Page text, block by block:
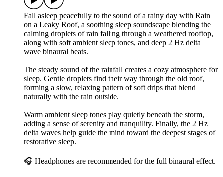
Fall asleep peacefully to the sound of a rainy day with Rain
on a Leaky Roof, a soothing sleep soundscape blending the
calming droplets of rain falling through a weathered rooftop,
along with soft ambient sleep tones, and deep 2 Hz delta
wave binaural beats.
The steady sound of the rainfall creates a cozy atmosphere for
sleep. Gentle droplets find their way through the old roof,
forming a slow, relaxing pattern of soft drips that blend
naturally with the rain outside.
Warm ambient sleep tones play quietly beneath the storm,
adding a sense of serenity and tranquility. Finally, the 2 Hz
delta waves help guide the mind toward the deepest stages of
restorative sleep.
🎧 Headphones are recommended for the full binaural effect.